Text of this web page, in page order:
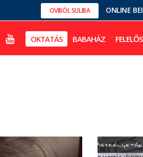
OVIBÓL SULIBA ONLINE
OKTATÁS BABAHÁZ